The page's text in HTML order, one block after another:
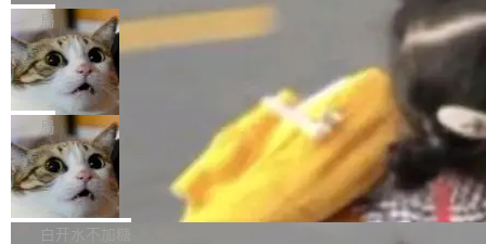
Harness 负责把能力落到真实环境中——调用工
具、读写文件、管理上下文、处理错误、完成闭
环。崔添翼招人的标...
理解、推理、生成与编辑，还仅以 8B-MoT 的轻
量大小，将能力推进到4K、更精细的真实质感、
更复杂的视觉控制和可持续迭代编辑。 相比 U
1，U1.5-Lite-Preview 在以下方向上带来了显著
提升： 原生支持4K图像生成； 更精细的局部纹
理、细节与真实世界质感； 更准确的中英文文字
生成与复杂版式组织； 更稳定的图...
nap。这次是 hwctl——一个用来检查 Ubuntu
硬件认证状态的命令行工具。 Canonical 工程师
Alan Griffiths 在邮件列表中说得很直白：「hwc
tl 是一个 Ubuntu 专有的包，它和它的依赖项都
是 Ubuntu 专有的，不会用在其他发行版上。」
所以 deb 版本的受众实际上为零。既然只有 Ub
untu 用户在用，那用 snap 打包就没什么可纠结
的。 从 deb 到 snap 的迁移路径 hwctl 是 rust-
hwlib 硬件 API 库的一部分，命令行工具负责查
局
Dario Amodei 担心新人来 Anthropic
只为金钱，不为使命
顶级 AI 研究员在两家公司之间来回跳，中间只
隔了几天。 Lilian Weng 上周刚宣布因健康原因
离开 Thinking Machines Lab，说自己作为联合
创始人的角色「太累了」。几天后，The Inform
ation 就曝出她将重回 OpenAI，负责递归自我
改进方向的研究。她是 Thinking Machines 过
局
FFmpeg 9.0 发布
FFmpeg 9.0 现已发布，包含多项改进。官方更
新日志列出的 9.0 版本主要更新内容如下： 扩
白开水不加糖